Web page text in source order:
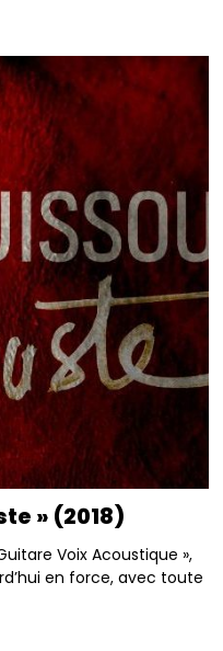
» (2018)
Voix Acoustique »,
en force, avec toute